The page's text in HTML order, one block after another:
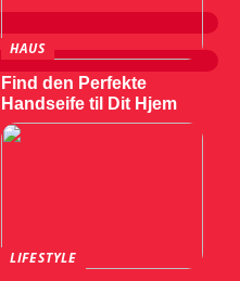
HAUS
Find den Perfekte
Handseife til Dit Hjem
LIFESTYLE